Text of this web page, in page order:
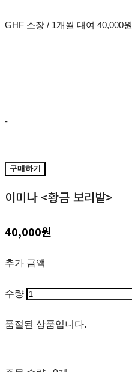
GHF 소장 / 1개월 대여 40,000원
-
구매하기
이미나 <황금 보리밭>
40,000원
추가 금액
수량
품절된 상품입니다.